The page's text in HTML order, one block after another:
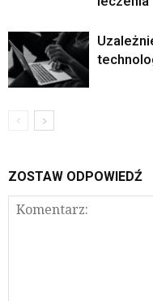
ZOSTAW ODPOWIEDŹ